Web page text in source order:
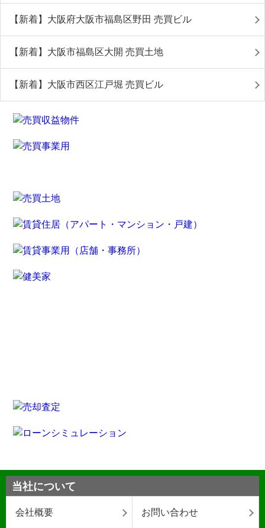
【新着】大阪府大阪市福島区野田 売買ビル
【新着】大阪市福島区大開 売買土地
【新着】大阪市西区江戸堀 売買ビル
当社について
会社概要 お問い合わせ